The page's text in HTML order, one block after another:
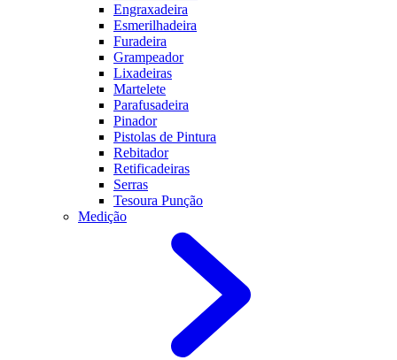
Engraxadeira
Esmerilhadeira
Furadeira
Grampeador
Lixadeiras
Martelete
Parafusadeira
Pinador
Pistolas de Pintura
Rebitador
Retificadeiras
Serras
Tesoura Punção
Medição